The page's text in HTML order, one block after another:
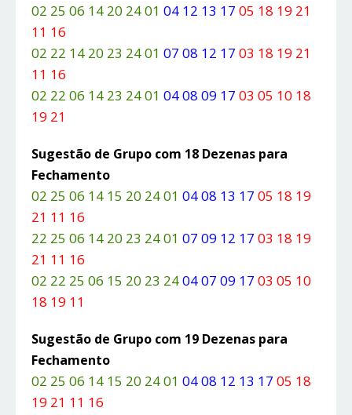
02 25 06 14 20 24 01 04 12 13 17 05 18 19 21
11 16
02 22 14 20 23 24 01 07 08 12 17 03 18 19 21
11 16
02 22 06 14 23 24 01 04 08 09 17 03 05 10 18
19 21
Sugestão de Grupo com 18 Dezenas para
Fechamento
02 25 06 14 15 20 24 01 04 08 13 17 05 18 19
21 11 16
22 25 06 14 20 23 24 01 07 09 12 17 03 18 19
21 11 16
02 22 25 06 15 20 23 2404 07 09 17 03 05 10
18 19 11
Sugestão de Grupo com 19 Dezenas para
Fechamento
02 25 06 14 15 20 24 01 04 08 12 13 17 05 18
19 21 11 16